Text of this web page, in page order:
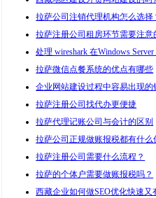
拉萨公司注销代理机构怎么选择
拉萨注册公司租房环节需要注意
处理 wireshark 在Windows
拉萨微信点餐系统的优点有哪些
企业网站建设过程中容易出现的
拉萨注册公司找代办更便捷
拉萨代理记账公司与会计的区别
拉萨公司正规做账报税都有什么
拉萨注册公司需要什么流程？
拉萨的个体户需要做账报税吗？
西藏企业如何做SEO优化快速又